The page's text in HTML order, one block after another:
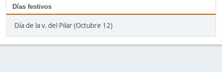
Días festivos
Día de la v. del Pilar (Octubre 12)